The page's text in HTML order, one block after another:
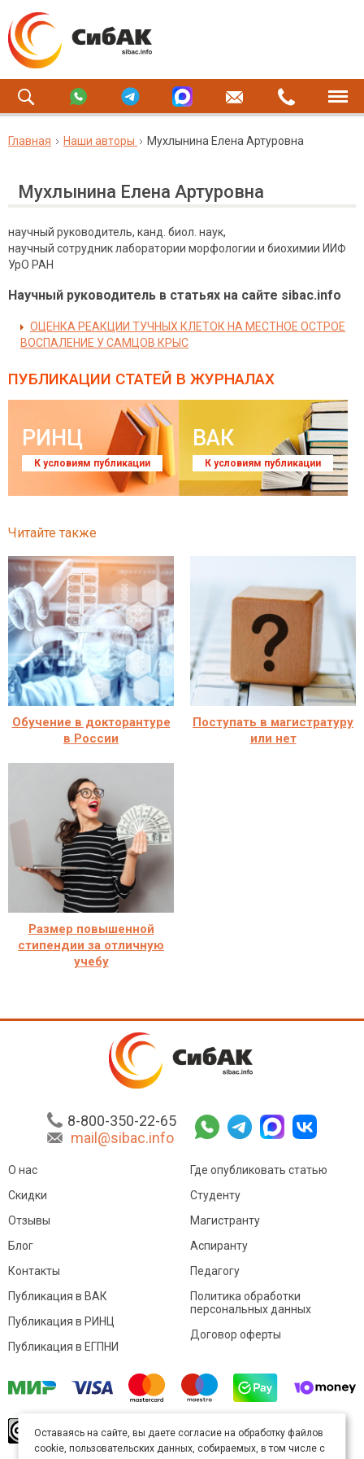
Главная Наши авторы Мухлынина Елена Артуровна
Мухлынина Елена Артуровна
научный руководитель, канд. биол. наук,
научный сотрудник лаборатории морфологии и биохимии ИИФ
УрО РАН
Научный руководитель в статьях на сайте sibac.info
ОЦЕНКА РЕАКЦИИ ТУЧНЫХ КЛЕТОК НА МЕСТНОЕ ОСТРОЕ
ВОСПАЛЕНИЕ У САМЦОВ КРЫС
ПУБЛИКАЦИИ СТАТЕЙ В ЖУРНАЛАХ
РИНЦ
К условиям публикации
ВАК
К условиям публикации
Читайте также
Обучение в докторантуре
в России
Поступать в магистратуру
или нет
Размер повышенной
стипендии за отличную
учебу
8-800-350-22-65
mail@sibac.info
О нас
Скидки
Отзывы
Блог
Контакты
Где опубликовать статью
Студенту
Магистранту
Аспиранту
Педагогу
Публикация в ВАК
Публикация в РИНЦ
Публикация в ЕГПНИ
Политика обработки
персональных данных
Договор оферты
произведение доступно полицензии Creative
Commons «Attribution» («Атрибуция») 4.0
Оставаясь на сайте, вы даете согласие на обработку файлов
cookie, пользовательских данных, собираемых, в том числе с